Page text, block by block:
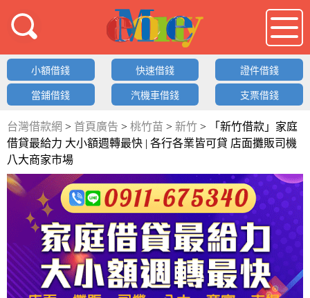
借錢LOGO
小額借錢 快速借錢 證件借錢
當鋪借錢 汽機車借錢 支票借錢
台灣借款網 > 首頁廣告 > 桃竹苗 > 新竹 >
「新竹借款」家庭
借貸最給力 大小額週轉最快 | 各行各業皆可貸 店面攤販司機
八大商家市場